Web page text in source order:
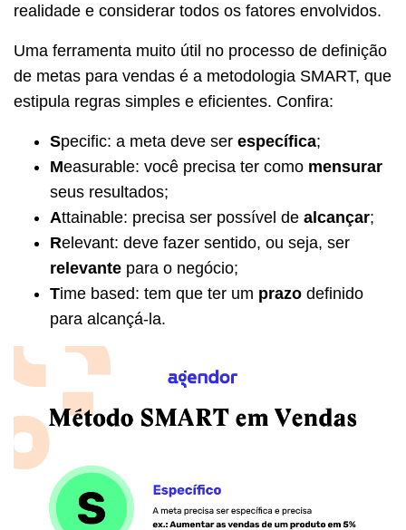
realidade e considerar todos os fatores envolvidos.
Uma ferramenta muito útil no processo de definição
de metas para vendas é a metodologia SMART, que
estipula regras simples e eficientes. Confira:
Specific: a meta deve ser específica;
Measurable: você precisa ter como mensurar
seus resultados;
Attainable: precisa ser possível de alcançar;
Relevant: deve fazer sentido, ou seja, ser
relevante para o negócio;
Time based: tem que ter um prazo definido
para alcançá-la.